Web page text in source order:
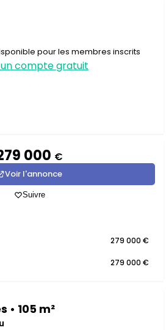
pour les membres inscrits
compte gratuit
000 €
Voir l'annonce
Suivre
279 000 €
279 000 €
• 105 m²